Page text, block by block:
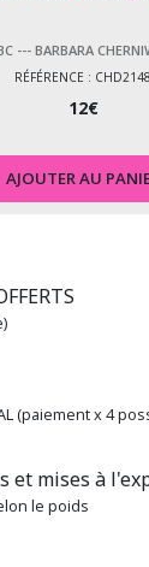
--- BARBARA
RÉFÉRENCE : CHD2148
12€
AJOUTER AU
(paiement x 4
et mises à
le poids